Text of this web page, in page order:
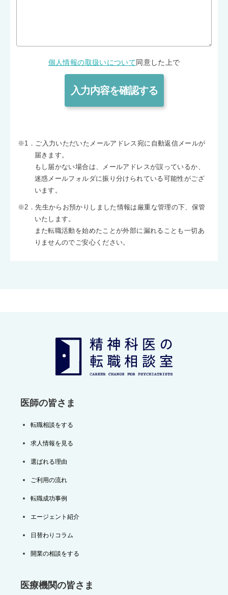
個人情報の取扱いについて 同意した上で
※1．ご入力いただいたメールアドレス宛に自動返信メールが
届きます。
もし届かない場合は、メールアドレスが誤っているか、
迷惑メールフォルダに振り分けられている可能性がござ
います。
※2．先生からお預かりしました情報は厳重な管理の下、保管
いたします。
また転職活動を始めたことが外部に漏れることも一切あ
りませんのでご安心ください。
医師の皆さま
転職相談をする
求人情報を見る
選ばれる理由
ご利用の流れ
転職成功事例
エージェント紹介
日替わりコラム
開業の相談をする
医療機関の皆さま